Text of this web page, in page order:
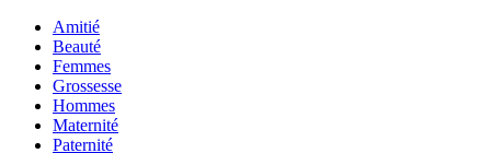
Amitié
Beauté
Femmes
Grossesse
Hommes
Maternité
Paternité